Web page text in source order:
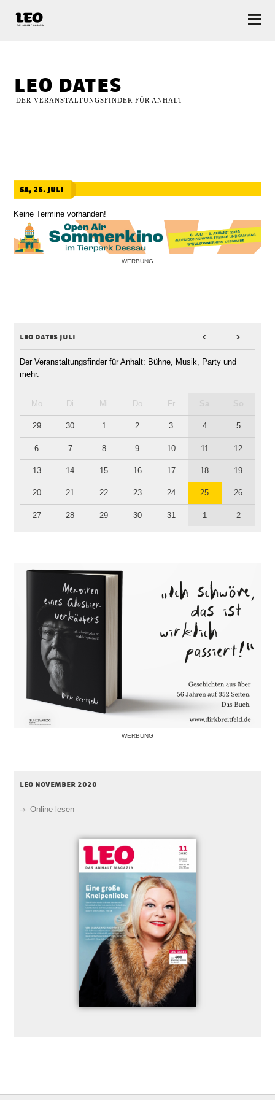
leo dates
DER VERANSTALTUNGSFINDER FÜR ANHALT
sa, 25. juli
Keine Termine vorhanden!
WERBUNG
leo dates juli < >
Der Veranstaltungsfinder für Anhalt: Bühne, Musik, Party und
mehr.
Mo Di Mi Do Fr
29 30 1 2 3 4 5
6 7 8 9 10 11 12
13 14 15 16 17 18 19
20 21 22 23 24 25 26
27 28 29 30 31 1 2
WERBUNG
leo november 2020
Online lesen